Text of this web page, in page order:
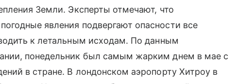
Земли. Эксперты отмечают, что
явления подвергают опасности все
к летальным исходам. По данным
понедельник был самым жарким днем в мае с
в стране. В лондонском аэропорту Хитроу в